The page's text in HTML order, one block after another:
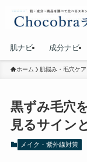
肌ナビ 成分ナビ
ホーム 肌悩み・毛穴ケア
黒ずみ毛穴
見るサイン
メイク・紫外線対策